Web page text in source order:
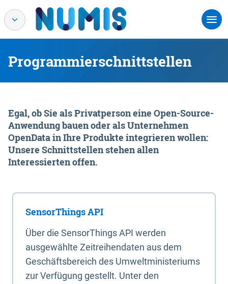
Programmierschnittstellen
Egal, ob Sie als Privatperson eine Open-Source-
Anwendung bauen oder als Unternehmen
OpenData in Ihre Produkte integrieren wollen:
Unsere Schnittstellen stehen allen
Interessierten offen.
SensorThings API
Über die SensorThings API werden
ausgewählte Zeitreihendaten aus dem
Geschäftsbereich des Umweltministeriums
zur Verfügung gestellt. Unter den